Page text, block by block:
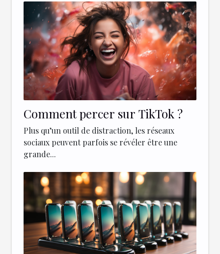
Comment percer sur TikTok ?
Plus qu’un outil de distraction, les réseaux
sociaux peuvent parfois se révéler être une
grande...